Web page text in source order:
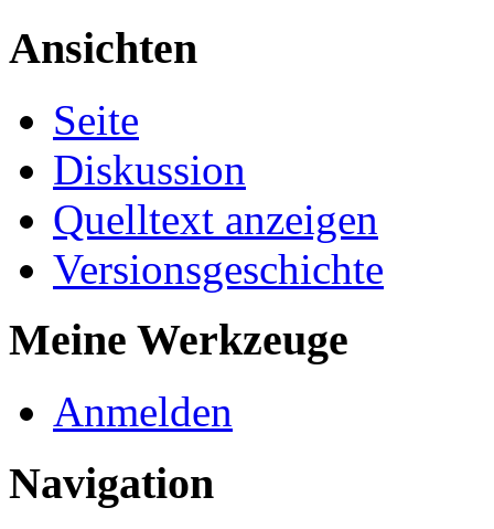
Ansichten
Seite
Diskussion
Quelltext anzeigen
Versionsgeschichte
Meine Werkzeuge
Anmelden
Navigation